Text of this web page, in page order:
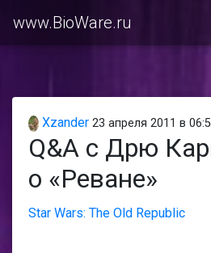
www.BioWare.ru
Xzander 23 апреля 2011 в
Q&A с Дрю
о «Реване»
Star Wars: The Old Republic